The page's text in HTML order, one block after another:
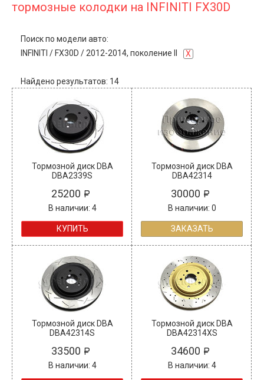
тормозные колодки на INFINITI FX30D
Поиск по модели авто:
INFINITI / FX30D / 2012-2014, поколение II X
Найдено результатов: 14
Тормозной диск DBA
DBA2339S
25200
В наличии: 4
КУПИТЬ
Тормозной диск DBA
DBA42314
30000
В наличии: 0
ЗАКАЗАТЬ
Тормозной диск DBA
DBA42314S
33500
В наличии: 4
Тормозной диск DBA
DBA42314XS
34600
В наличии: 4